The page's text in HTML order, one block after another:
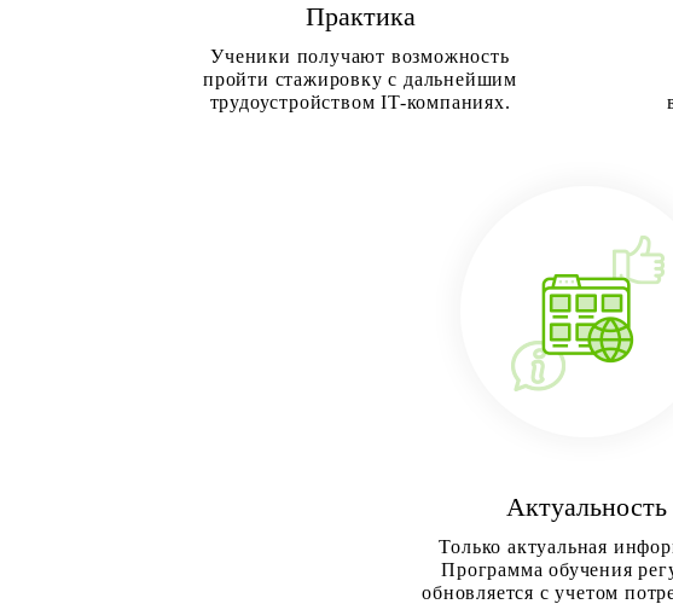
Практика
Ученики получают возможность
пройти стажировку с дальнейшим
трудоустройством IT-компаниях.
Актуальность
Только актуальная
Программа обучения
обновляется с учетом